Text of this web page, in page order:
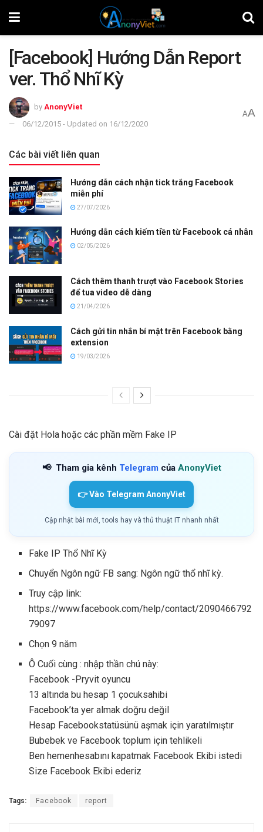
[Facebook] Hướng Dẫn Report
ver. Thổ Nhĩ Kỳ
by AnonyViet
06/12/2015 - Updated on 16/12/2020
AA
Các bài viết liên quan
Hướng dẫn cách nhận tick trắng Facebook
miễn phí
27/07/2026
Hướng dẫn cách kiếm tiền từ Facebook cá nhân
02/05/2026
Cách thêm thanh trượt vào Facebook Stories
để tua video dễ dàng
21/04/2026
Cách gửi tin nhắn bí mật trên Facebook bằng
extension
19/03/2026
Cài đặt Hola hoặc các phần mềm Fake IP
📢 Tham gia kênh Telegram của AnonyViet
👉 Vào Telegram AnonyViet
Cập nhật bài mới, tools hay và thủ thuật IT nhanh nhất
Fake IP Thổ Nhĩ Kỳ
Chuyển Ngôn ngữ FB sang: Ngôn ngữ thổ nhĩ kỳ.
Truy cập link:
https://www.facebook.com/help/contact/2090466792
79097
Chọn 9 năm
Ô Cuối cùng : nhập thần chú này:
Facebook -Pryvit oyuncu
13 altında bu hesap 1 çocuksahibi
Facebook’ta yer almak doğru değil
Hesap Facebookstatüsünü aşmak için yaratılmıştır
Bubebek ve Facebook toplum için tehlikeli
Ben hemenhesabını kapatmak Facebook Ekibi istedi
Size Facebook Ekibi ederiz
Tags: Facebook report